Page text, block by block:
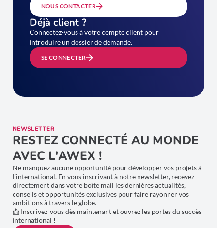
NOUS CONTACTER
Déjà client ?
Connectez-vous à votre compte client pour
introduire un dossier de demande.
SE CONNECTER
NEWSLETTER
RESTEZ CONNECTÉ AU MONDE
AVEC L'AWEX !
Ne manquez aucune opportunité pour développer vos projets à
l’international. En vous inscrivant à notre newsletter, recevez
directement dans votre boîte mail les dernières actualités,
conseils et opportunités exclusives pour faire rayonner vos
ambitions à travers le globe.
📩 Inscrivez-vous dès maintenant et ouvrez les portes du succès
international !